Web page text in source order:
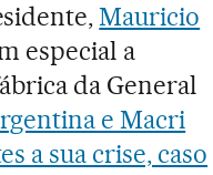
Mauricio
especial a
da General
e Macri
a sua crise, caso